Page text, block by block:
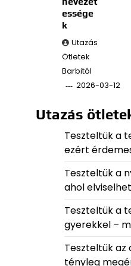
essége
k
Utazás
Ötletek
Barbitól
2026-03-12
Utazás
Teszteltük a
ezért
Teszteltük a
ahol
Teszteltük a
gyerekkel –
Teszteltük az
tényleg